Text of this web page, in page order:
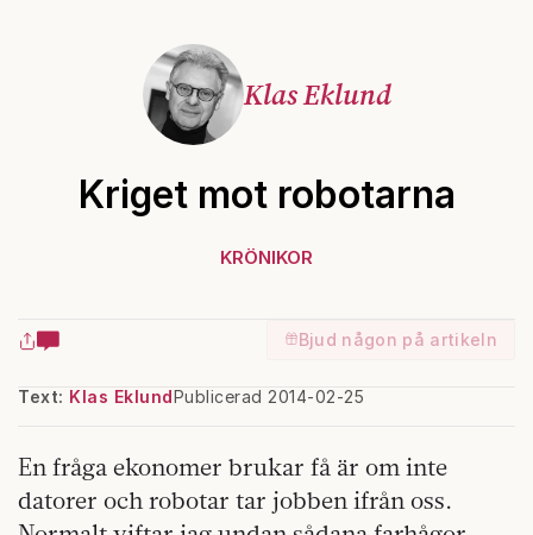
Klas Eklund
Kriget mot robotarna
KRÖNIKOR
Bjud någon på artikeln
Text: Klas EklundPublicerad 2014-02-25
En fråga ekonomer brukar få är om inte
datorer och robotar tar jobben ifrån oss.